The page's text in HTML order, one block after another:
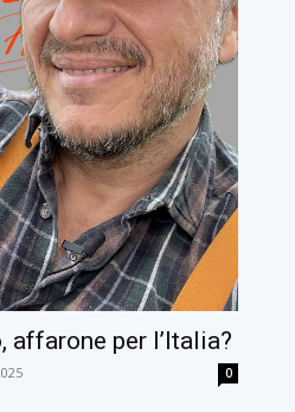
affarone per l’Italia?
0